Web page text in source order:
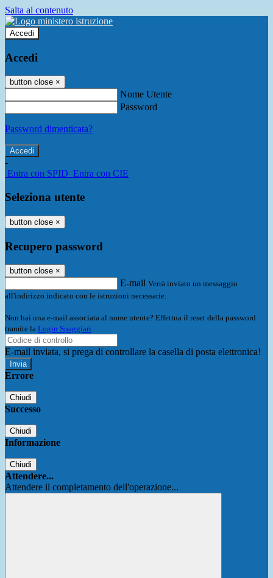
Salta al contenuto
Accedi
Accedi
button close ×
Nome Utente
Password
Password dimenticata?
-
Entra con SPID Entra con CIE
Seleziona utente
button close ×
Recupero password
button close ×
E-mail Verrà inviato un messaggio
all'indirizzo indicato con le istruzioni necessarie.
Non hai una e-mail associata al nome utente? Effettua il reset della password
tramite la Login Spaggiari
E-mail inviata, si prega di controllare la casella di posta elettronica!
Errore
Chiudi
Successo
Chiudi
Informazione
Chiudi
Attendere...
Attendere il completamento dell'operazione...